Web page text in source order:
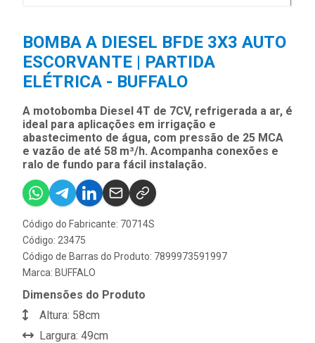
BOMBA A DIESEL BFDE 3X3 AUTO
ESCORVANTE | PARTIDA
ELÉTRICA - BUFFALO
A motobomba Diesel 4T de 7CV, refrigerada a ar, é
ideal para aplicações em irrigação e
abastecimento de água, com pressão de 25 MCA
e vazão de até 58 m³/h. Acompanha conexões e
ralo de fundo para fácil instalação.
Código do Fabricante: 70714S
Código: 23475
Código de Barras do Produto: 7899973591997
Marca: BUFFALO
Dimensões do Produto
Altura: 58cm
Largura: 49cm